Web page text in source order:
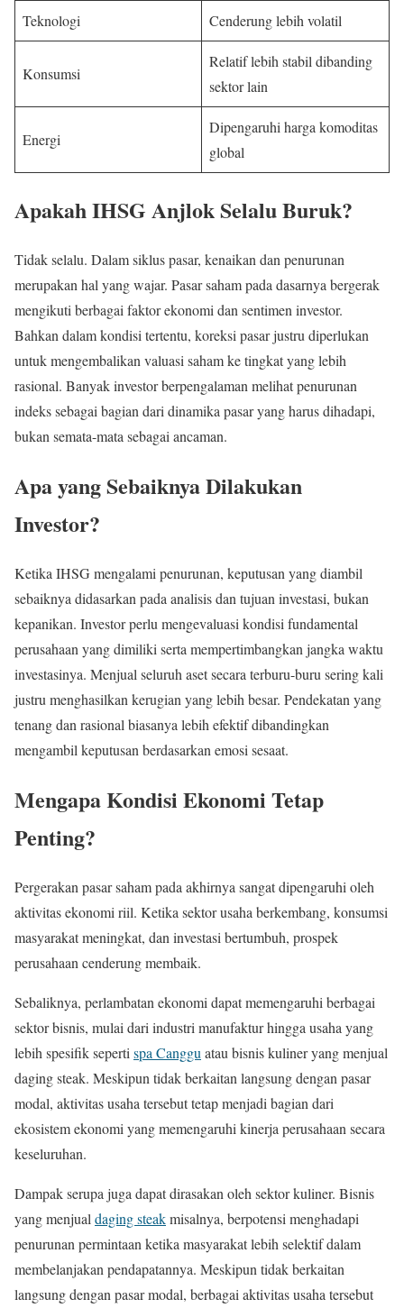
Teknologi Cenderung lebih volatil
Konsumsi
Relatif lebih stabil dibanding
sektor lain
Energi
Dipengaruhi harga komoditas
global
Apakah IHSG Anjlok Selalu Buruk?
Tidak selalu. Dalam siklus pasar, kenaikan dan penurunan
merupakan hal yang wajar. Pasar saham pada dasarnya bergerak
mengikuti berbagai faktor ekonomi dan sentimen investor.
Bahkan dalam kondisi tertentu, koreksi pasar justru diperlukan
untuk mengembalikan valuasi saham ke tingkat yang lebih
rasional. Banyak investor berpengalaman melihat penurunan
indeks sebagai bagian dari dinamika pasar yang harus dihadapi,
bukan semata-mata sebagai ancaman.
Apa yang Sebaiknya Dilakukan
Investor?
Ketika IHSG mengalami penurunan, keputusan yang diambil
sebaiknya didasarkan pada analisis dan tujuan investasi, bukan
kepanikan. Investor perlu mengevaluasi kondisi fundamental
perusahaan yang dimiliki serta mempertimbangkan jangka waktu
investasinya. Menjual seluruh aset secara terburu-buru sering kali
justru menghasilkan kerugian yang lebih besar. Pendekatan yang
tenang dan rasional biasanya lebih efektif dibandingkan
mengambil keputusan berdasarkan emosi sesaat.
Mengapa Kondisi Ekonomi Tetap
Penting?
Pergerakan pasar saham pada akhirnya sangat dipengaruhi oleh
aktivitas ekonomi riil. Ketika sektor usaha berkembang, konsumsi
masyarakat meningkat, dan investasi bertumbuh, prospek
perusahaan cenderung membaik.
Sebaliknya, perlambatan ekonomi dapat memengaruhi berbagai
sektor bisnis, mulai dari industri manufaktur hingga usaha yang
lebih spesifik seperti spa Canggu atau bisnis kuliner yang menjual
daging steak. Meskipun tidak berkaitan langsung dengan pasar
modal, aktivitas usaha tersebut tetap menjadi bagian dari
ekosistem ekonomi yang memengaruhi kinerja perusahaan secara
keseluruhan.
Dampak serupa juga dapat dirasakan oleh sektor kuliner. Bisnis
yang menjual daging steakmisalnya, berpotensi menghadapi
penurunan permintaan ketika masyarakat lebih selektif dalam
membelanjakan pendapatannya. Meskipun tidak berkaitan
langsung dengan pasar modal, berbagai aktivitas usaha tersebut